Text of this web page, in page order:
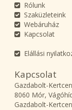
Rólunk
Szaküzleteink
Webáruház
Kapcsolat
Elállási
Kapcsolat
Gazdabolt-
8060 Mór,
Gazdabolt-